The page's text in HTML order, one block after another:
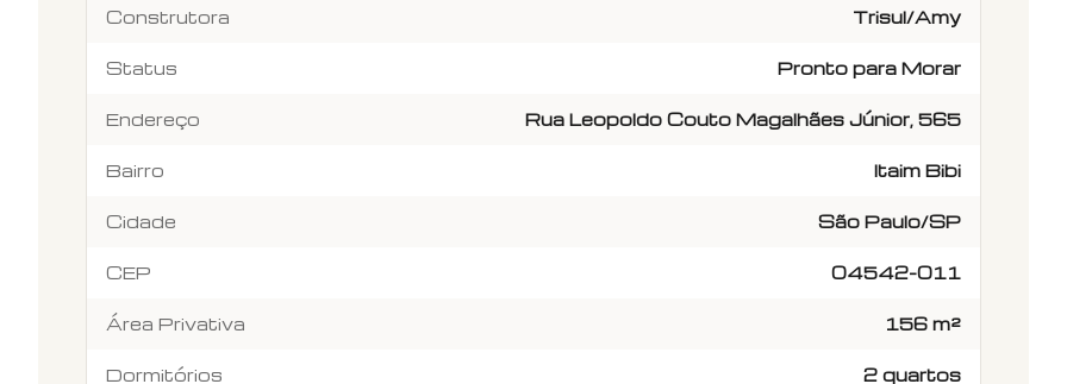
Construtora Trisul/Amy
Status Pronto para Morar
Endereço Rua Leopoldo Couto Magalhães Júnior, 565
Bairro Itaim Bibi
Cidade São Paulo/SP
CEP 04542-011
Área Privativa 156 m²
Dormitórios 2 quartos